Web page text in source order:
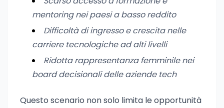
mentoring nei paesi a basso reddito
Difficoltà di ingresso e crescita nelle
carriere tecnologiche ad alti livelli
Ridotta rappresentanza femminile nei
board decisionali delle aziende tech
Questo scenario non solo limita le opportunità